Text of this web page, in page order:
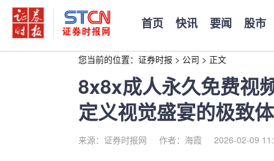
首页 快讯 要闻 股市
您当前的位置： 证券时报 > 公司 > 正文
8x8x成人永久免费视
定义视觉盛宴的极致
来源：证券时报网 作者：海霞 2026-02-09